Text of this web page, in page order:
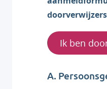
Ik ben
A.